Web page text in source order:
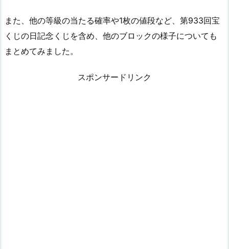
また、他の等級の当たる確率や1枚の値段など、第933回宝
くじの日記念くじを含め、他のブロックの様子についても
まとめてみました。
スポンサードリンク